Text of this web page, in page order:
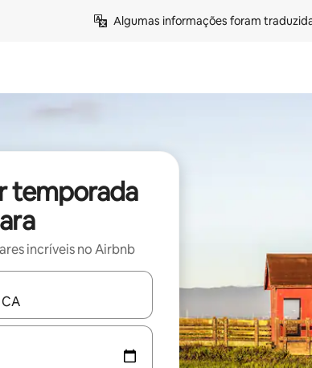
Algumas informações foram
temporada
incríveis no Airbnb
disponíveis, explore-os usando as seta para cima